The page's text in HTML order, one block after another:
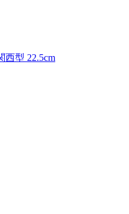
西型 22.5cm